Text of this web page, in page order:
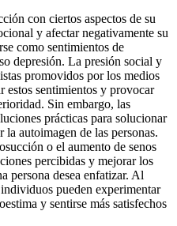
con ciertos aspectos de su
y afectar negativamente su
como sentimientos de
depresión. La presión social y
promovidos por los medios
estos sentimientos y provocar
Sin embargo, las
prácticas para solucionar
la autoimagen de las personas.
o el aumento de senos
percibidas y mejorar los
persona desea enfatizar. Al
pueden experimentar
y sentirse más satisfechos